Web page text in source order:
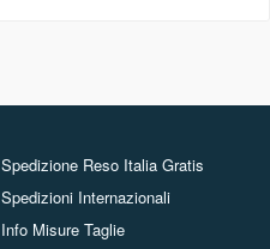
Spedizione Reso Italia Gratis
Spedizioni Internazionali
Info Misure Taglie